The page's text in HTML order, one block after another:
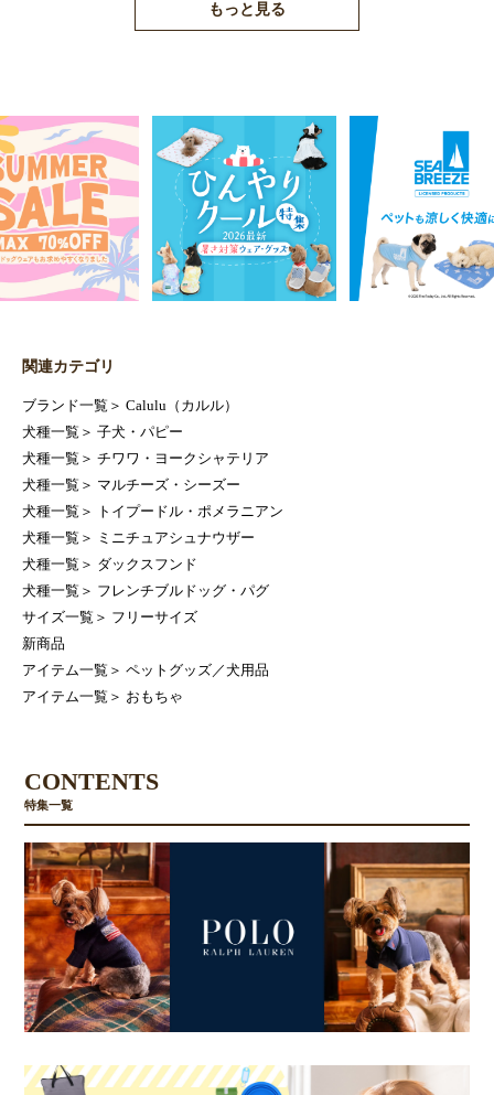
もっと見る
関連カテゴリ
ブランド一覧 ＞ Calulu（カルル）
犬種一覧 ＞ 子犬・パピー
犬種一覧 ＞ チワワ・ヨークシャテリア
犬種一覧 ＞ マルチーズ・シーズー
犬種一覧 ＞
トイプードル・ポメラニアン
犬種一覧 ＞
ミニチュアシュナウザー
犬種一覧 ＞ ダックスフンド
犬種一覧 ＞ フレンチブルドッグ・パグ
サイズ一覧 ＞ フリーサイズ
新商品
アイテム一覧 ＞ ペットグッズ／犬用品
アイテム一覧 ＞ おもちゃ
CONTENTS
特集一覧